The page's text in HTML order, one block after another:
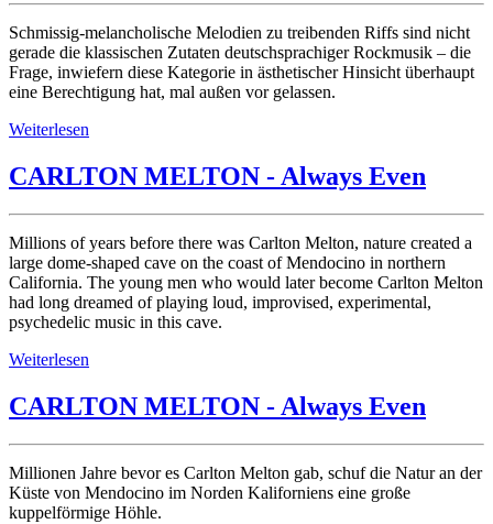
Schmissig-melancholische Melodien zu treibenden Riffs sind nicht
gerade die klassischen Zutaten deutschsprachiger Rockmusik – die
Frage, inwiefern diese Kategorie in ästhetischer Hinsicht überhaupt
eine Berechtigung hat, mal außen vor gelassen.
Weiterlesen
CARLTON MELTON - Always Even
Millions of years before there was Carlton Melton, nature created a
large dome-shaped cave on the coast of Mendocino in northern
California. The young men who would later become Carlton Melton
had long dreamed of playing loud, improvised, experimental,
psychedelic music in this cave.
Weiterlesen
CARLTON MELTON - Always Even
Millionen Jahre bevor es Carlton Melton gab, schuf die Natur an der
Küste von Mendocino im Norden Kaliforniens eine große
kuppelförmige Höhle.